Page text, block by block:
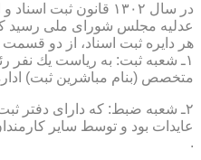
در سال ۱۳۰۲ قانون
هر دایره ثبت اسناد، از دو
۱ـ شعبه ثبت: به ریاست یك نفر
متخصص (بنام مباشرین ثبت)
۲ـ شعبه ضبط: كه دارای دفتر
عایدات بود و توسط سایر
.